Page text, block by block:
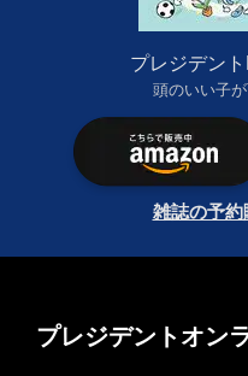
プレジデン
頭のいい子
雑誌の予約
プレジデントオン